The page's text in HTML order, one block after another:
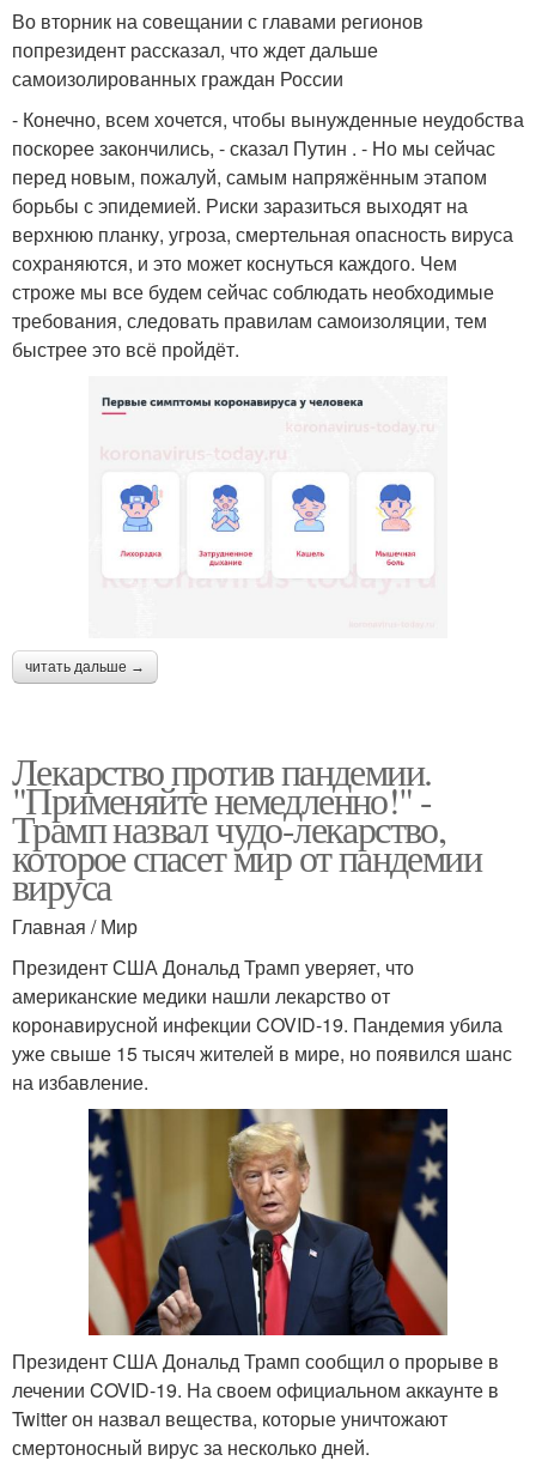
Во вторник на совещании с главами регионов
попрезидент рассказал, что ждет дальше
самоизолированных граждан России
- Конечно, всем хочется, чтобы вынужденные неудобства
поскорее закончились, - сказал Путин . - Но мы сейчас
перед новым, пожалуй, самым напряжённым этапом
борьбы с эпидемией. Риски заразиться выходят на
верхнюю планку, угроза, смертельная опасность вируса
сохраняются, и это может коснуться каждого. Чем
строже мы все будем сейчас соблюдать необходимые
требования, следовать правилам самоизоляции, тем
быстрее это всё пройдёт.
читать дальше →
Лекарство против пандемии.
"Применяйте немедленно!" -
Трамп назвал чудо-лекарство,
которое спасет мир от пандемии
вируса
Главная / Мир
Президент США Дональд Трамп уверяет, что
американские медики нашли лекарство от
коронавирусной инфекции COVID-19. Пандемия убила
уже свыше 15 тысяч жителей в мире, но появился шанс
на избавление.
Президент США Дональд Трамп сообщил о прорыве в
лечении COVID-19. На своем официальном аккаунте в
Twitter он назвал вещества, которые уничтожают
смертоносный вирус за несколько дней.